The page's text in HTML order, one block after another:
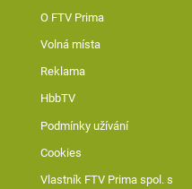
O FTV Prima
Volná místa
Reklama
HbbTV
Podmínky užívání
Cookies
Vlastník FTV Prima spol. s